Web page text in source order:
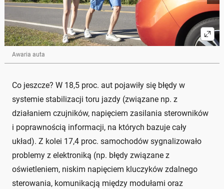
Awaria auta
Co jeszcze? W 18,5 proc. aut pojawiły się błędy w
systemie stabilizacji toru jazdy (związane np. z
działaniem czujników, napięciem zasilania sterowników
i poprawnością informacji, na których bazuje cały
układ). Z kolei 17,4 proc. samochodów sygnalizowało
problemy z elektroniką (np. błędy związane z
oświetleniem, niskim napięciem kluczyków zdalnego
sterowania, komunikacją między modułami oraz